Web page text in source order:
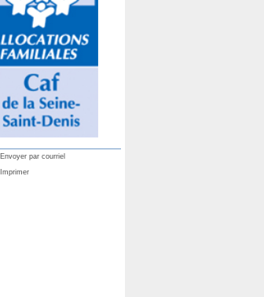
Envoyer par courriel
Imprimer